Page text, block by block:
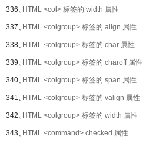
336、HTML <col> 标签的 width 属性
337、HTML <colgroup> 标签的 align 属性
338、HTML <colgroup> 标签的 char 属性
339、HTML <colgroup> 标签的 charoff 属性
340、HTML <colgroup> 标签的 span 属性
341、HTML <colgroup> 标签的 valign 属性
342、HTML <colgroup> 标签的 width 属性
343、HTML <command> checked 属性